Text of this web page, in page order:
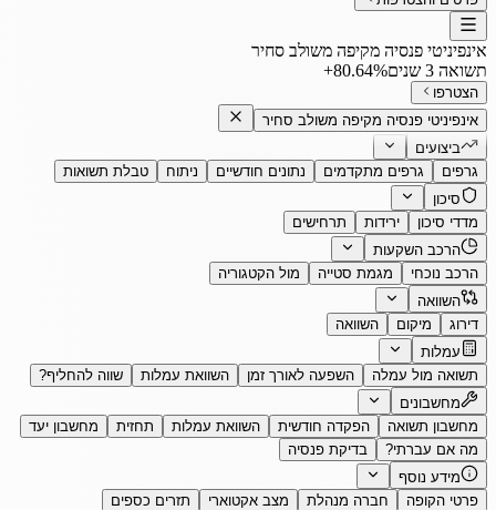
אינפיניטי פנסיה מקיפה משולב סחיר
תשואה 3 שנים
‎+80.64%
הצטרפו
אינפיניטי פנסיה מקיפה משולב סחיר
ביצועים
גרפים
גרפים מתקדמים נתונים חודשיים ניתוח
טבלת תשואות
סיכון
מדדי סיכון
ירידות
תרחישים
הרכב השקעות
הרכב נוכחי
מגמת סטייה
מול הקטגוריה
השוואה
דירוג
מיקום
השוואה
עמלות
תשואה מול עמלה
השפעה לאורך זמן השוואת עמלות
שווה להחליף?
מחשבונים
מחשבון תשואה
הפקדה חודשית השוואת עמלות תחזית
מחשבון יעד
מה אם עברתי?
בדיקת פנסיה
מידע נוסף
פרטי הקופה
חברה מנהלת מצב אקטוארי
תזרים כספים